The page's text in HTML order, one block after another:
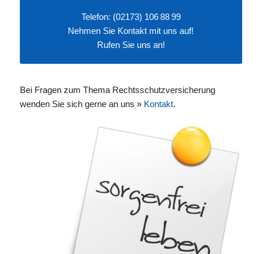
Telefon: (02173) 106 88 99
Nehmen Sie Kontakt mit uns auf!
Rufen Sie uns an!
Bei Fragen zum Thema Rechtsschutzversicherung
wenden Sie sich gerne an uns » Kontakt.